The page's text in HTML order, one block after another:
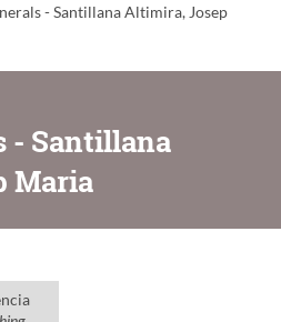
- Santillana Altimira, Josep
- Santillana
Maria